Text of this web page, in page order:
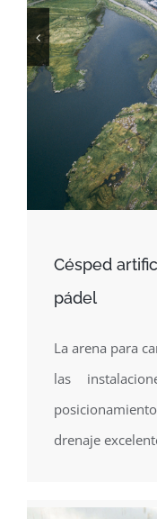
Césped
pádel
La arena para
las
drenaje